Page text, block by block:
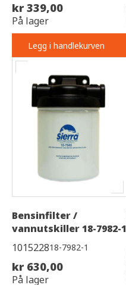
kr 339,00
På lager
Legg i handlekurven
Bensinfilter /
vannutskiller 18-7982-1
101522818-7982-1
kr 630,00
På lager